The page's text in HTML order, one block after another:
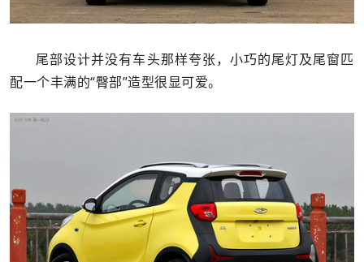
尾部设计并没有车头那样夸张，小巧的尾灯及尾窗匹
配一个丰满的“臀部”造型很显可爱。